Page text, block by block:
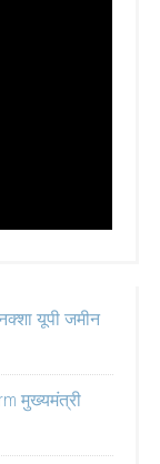
यूपी जमीन
मुख्यमंत्री